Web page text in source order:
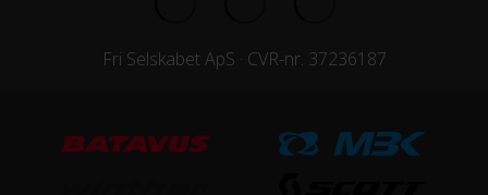
Fri Selskabet ApS · CVR-nr. 37236187